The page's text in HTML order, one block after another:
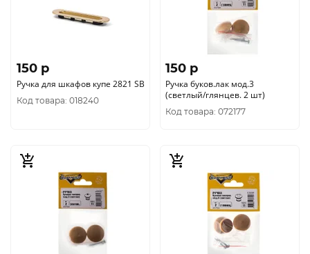
150 p
Ручка для шкафов купе 2821 SВ
Код товара: 018240
150 p
Ручка буков.лак мод.3
(светлый/глянцев. 2 шт)
Код товара: 072177